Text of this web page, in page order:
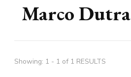
Marco Dutra
Showing: 1 - 1 of 1 RESULTS